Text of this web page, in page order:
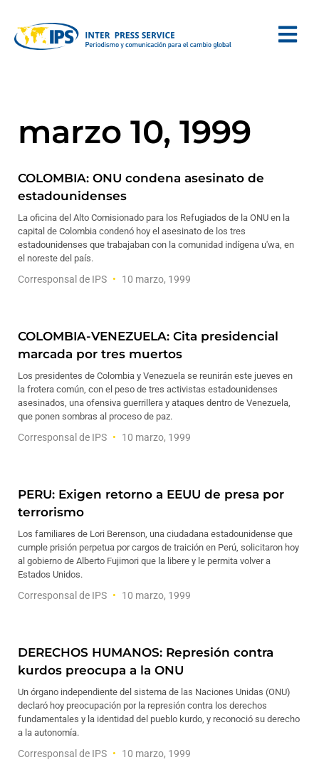
marzo 10, 1999
COLOMBIA: ONU condena asesinato de
estadounidenses
La oficina del Alto Comisionado para los Refugiados de la ONU en la
capital de Colombia condenó hoy el asesinato de los tres
estadounidenses que trabajaban con la comunidad indígena u'wa, en
el noreste del país.
Corresponsal de IPS 10 marzo, 1999
COLOMBIA-VENEZUELA: Cita presidencial
marcada por tres muertos
Los presidentes de Colombia y Venezuela se reunirán este jueves en
la frotera común, con el peso de tres activistas estadounidenses
asesinados, una ofensiva guerrillera y ataques dentro de Venezuela,
que ponen sombras al proceso de paz.
Corresponsal de IPS 10 marzo, 1999
PERU: Exigen retorno a EEUU de presa por
terrorismo
Los familiares de Lori Berenson, una ciudadana estadounidense que
cumple prisión perpetua por cargos de traición en Perú, solicitaron hoy
al gobierno de Alberto Fujimori que la libere y le permita volver a
Estados Unidos.
Corresponsal de IPS 10 marzo, 1999
DERECHOS HUMANOS: Represión contra
kurdos preocupa a la ONU
Un órgano independiente del sistema de las Naciones Unidas (ONU)
declaró hoy preocupación por la represión contra los derechos
fundamentales y la identidad del pueblo kurdo, y reconoció su derecho
a la autonomía.
Corresponsal de IPS 10 marzo, 1999